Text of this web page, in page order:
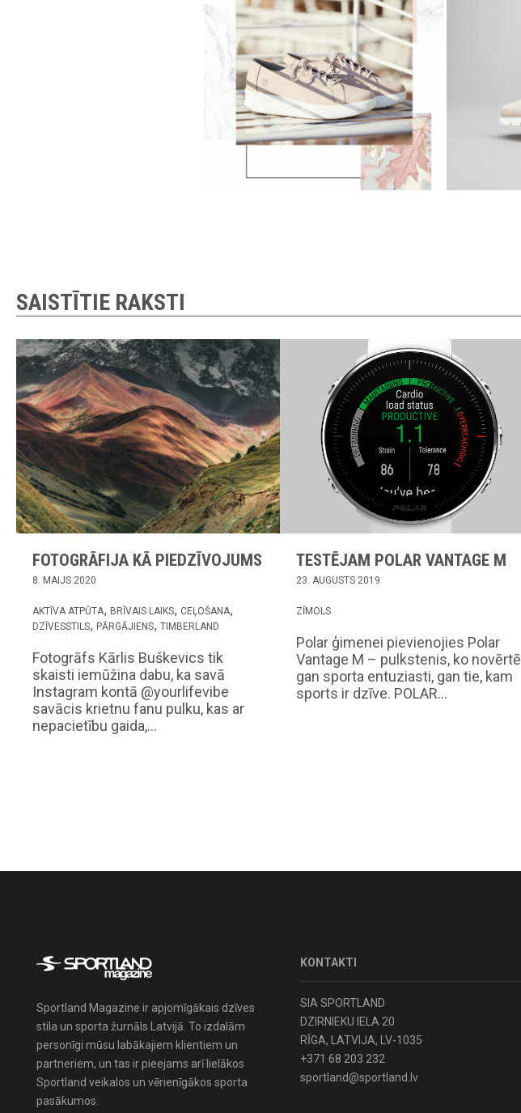
SAISTĪTIE RAKSTI
FOTOGRĀFIJA KĀ PIEDZĪVOJUMS
8. MAIJS 2020
AKTĪVA ATPŪTA BRĪVAIS LAIKS
CEĻOŠANA
DZĪVESSTILS
PĀRGĀJIENS TIMBERLAND
Fotogrāfs Kārlis Buškevics tik
skaisti iemūžina dabu, ka savā
Instagram kontā @yourlifevibe
savācis krietnu fanu pulku, kas ar
nepacietību gaida,…
TESTĒJAM POLAR VANTAGE M
23. AUGUSTS 2019
ZĪMOLS
Polar ģimenei pievienojies Polar
Vantage M – pulkstenis, ko novērtē
gan sporta entuziasti, gan tie, kam
sports ir dzīve. POLAR…
Sportland Magazine ir apjomīgākais dzīves
stila un sporta žurnāls Latvijā. To izdalām
personīgi mūsu labākajiem klientiem un
partneriem, un tas ir pieejams arī lielākos
Sportland veikalos un vērienīgākos sporta
pasākumos.
KONTAKTI
SIA SPORTLAND
DZIRNIEKU IELA 20
RĪGA, LATVIJA, LV-1035
+371 68 203 232
sportland@sportland.lv